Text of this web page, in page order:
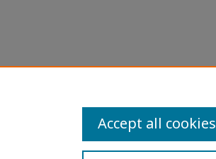
Accept all cookies